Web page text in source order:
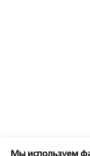
Мы используем